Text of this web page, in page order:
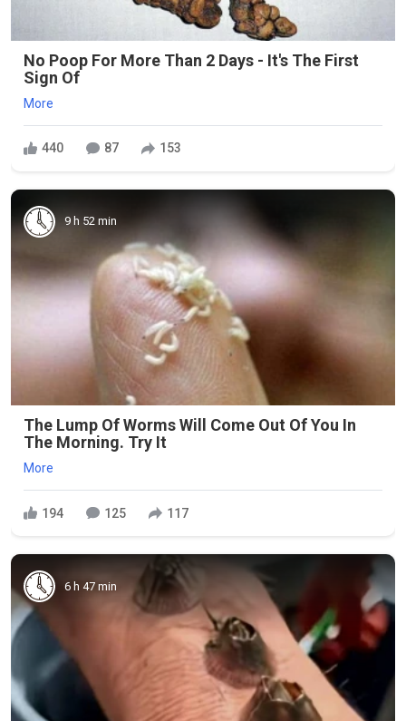
No Poop For More Than 2 Days - It's The First
Sign Of
More
440 87 153
9 h 52 min
The Lump Of Worms Will Come Out Of You In
The Morning. Try It
More
194 125 117
6 h 47 min